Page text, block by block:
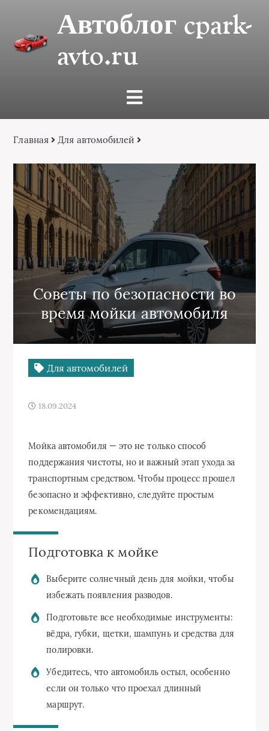
Автоблог cpark-
avto.ru
Главная Для автомобилей
Советы по безопасности во
время мойки автомобиля
Для автомобилей
18.09.2024
Мойка автомобиля — это не только способ
поддержания чистоты, но и важный этап ухода за
транспортным средством. Чтобы процесс прошел
безопасно и эффективно, следуйте простым
рекомендациям.
Подготовка к мойке
Выберите солнечный день для мойки, чтобы
избежать появления разводов.
Подготовьте все необходимые инструменты:
вёдра, губки, щетки, шампунь и средства для
полировки.
Убедитесь, что автомобиль остыл, особенно
если он только что проехал длинный
маршрут.